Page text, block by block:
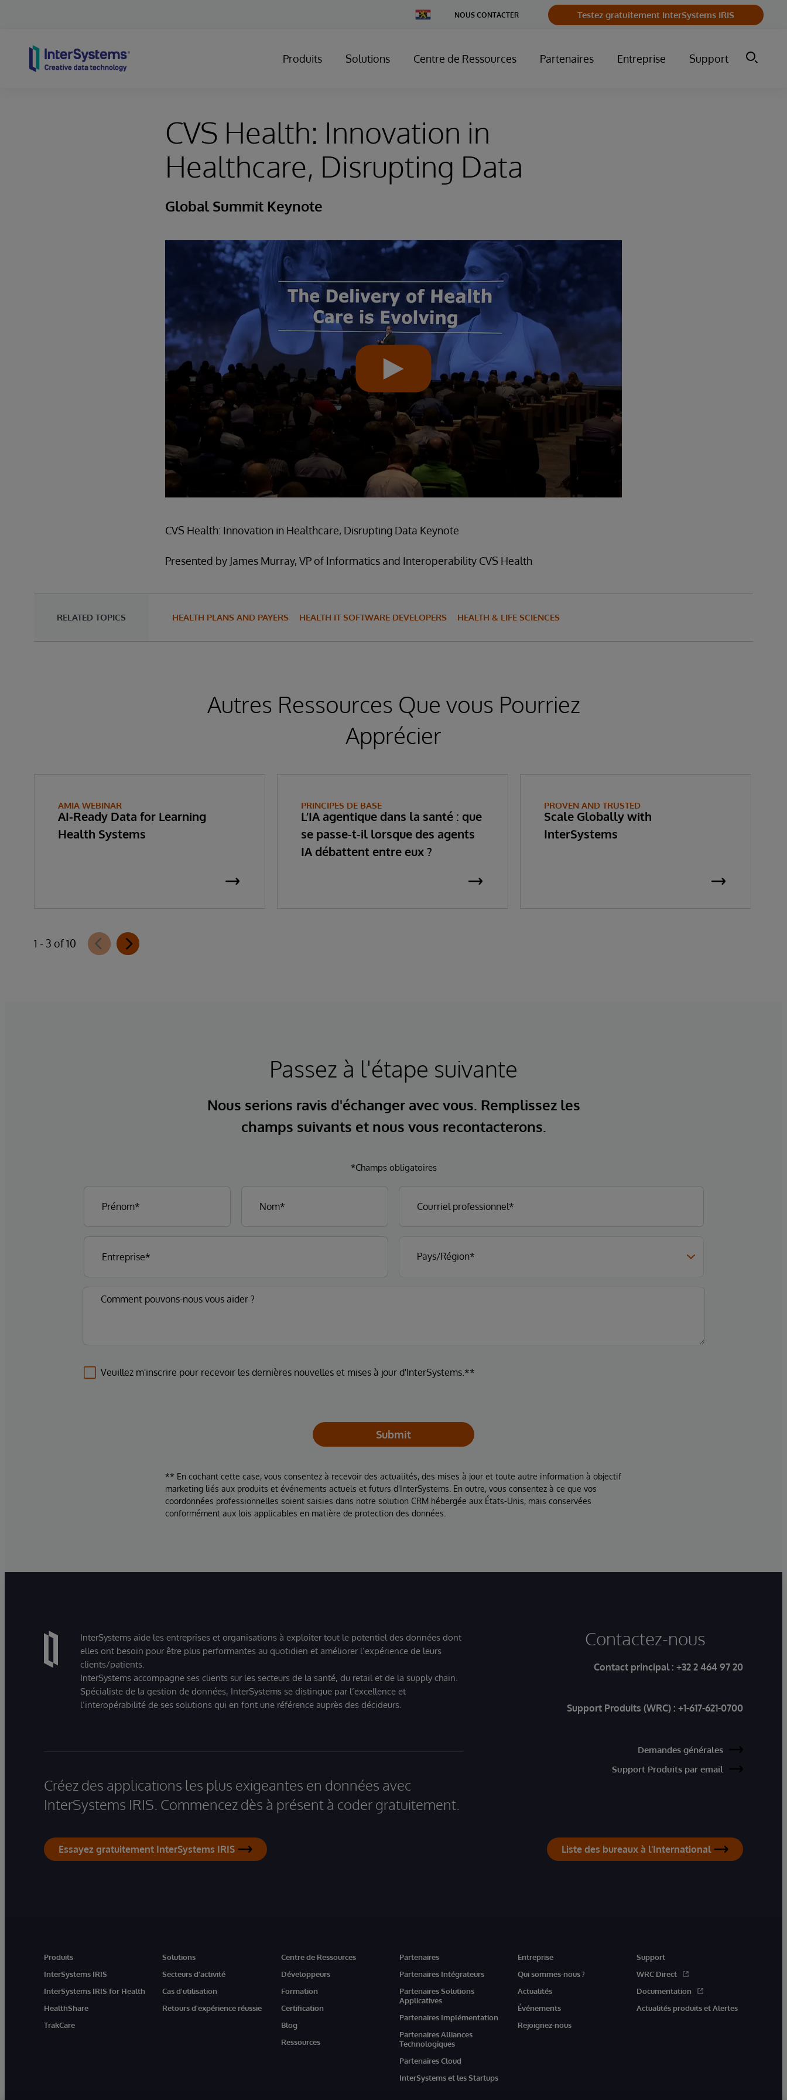
Change
Country
NOUS CONTACTER Testez gratuitement InterSystems IRIS
Produits Solutions Centre de Ressources Partenaires Entreprise Support
CVS Health: Innovation in
Healthcare, Disrupting Data
Global Summit Keynote
CVS Health: Innovation in Healthcare, Disrupting Data Keynote
Presented by James Murray, VP of Informatics and Interoperability CVS Health
RELATED TOPICS HEALTH PLANS AND PAYERS HEALTH IT SOFTWARE DEVELOPERS HEALTH & LIFE SCIENCES
Autres Ressources Que vous Pourriez
Apprécier
AMIA WEBINAR
AI-Ready Data for Learning
Health Systems
PRINCIPES DE BASE
L’IA agentique dans la santé : que
se passe-t-il lorsque des agents
IA débattent entre eux ?
PROVEN AND TRUSTED
Scale Globally with
InterSystems
1 - 3 of 10
Passez à l'étape suivante
Nous serions ravis d'échanger avec vous. Remplissez les
champs suivants et nous vous recontacterons.
*Champs obligatoires
Veuillez m'inscrire pour recevoir les dernières nouvelles et mises à jour d'InterSystems.**
Submit
** En cochant cette case, vous consentez à recevoir des actualités, des mises à jour et toute autre information à objectif
marketing liés aux produits et événements actuels et futurs d'InterSystems. En outre, vous consentez à ce que vos
coordonnées professionnelles soient saisies dans notre solution CRM hébergée aux États-Unis, mais conservées
conformément aux lois applicables en matière de protection des données.
InterSystems aide les entreprises et organisations à exploiter tout le potentiel des données dont
elles ont besoin pour être plus performantes au quotidien et améliorer l’expérience de leurs
clients/patients.
InterSystems accompagne ses clients sur les secteurs de la santé, du retail et de la supply chain.
Spécialiste de la gestion de données, InterSystems se distingue par l’excellence et
l’interopérabilité de ses solutions qui en font une référence auprès des décideurs.
Créez des applications les plus exigeantes en données avec
InterSystems IRIS. Commencez dès à présent à coder gratuitement.
Essayez gratuitement InterSystems IRIS
Contactez-nous
Contact principal : +32 2 464 97 20
Support Produits (WRC) : +1-617-621-0700
Demandes générales
Support Produits par email
Liste des bureaux à l'International
Produits
InterSystems IRIS
InterSystems IRIS for Health
HealthShare
TrakCare
Solutions
Secteurs d'activité
Cas d'utilisation
Retours d'expérience réussie
Centre de Ressources
Développeurs
Formation
Certification
Blog
Ressources
Partenaires
Partenaires Intégrateurs
Partenaires Solutions
Applicatives
Partenaires Implémentation
Partenaires Alliances
Technologiques
Partenaires Cloud
InterSystems et les Startups
Entreprise
Qui sommes-nous ?
Actualités
Événements
Rejoignez-nous
Support
WRC Direct
Documentation
Actualités produits et Alertes